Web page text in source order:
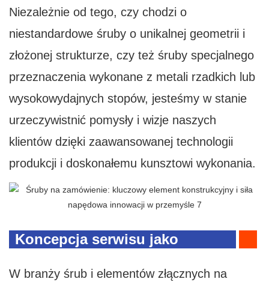
Niezależnie od tego, czy chodzi o
niestandardowe śruby o unikalnej geometrii i
złożonej strukturze, czy też śruby specjalnego
przeznaczenia wykonane z metali rzadkich lub
wysokowydajnych stopów, jesteśmy w stanie
urzeczywistnić pomysły i wizje naszych
klientów dzięki zaawansowanej technologii
produkcji i doskonałemu kunsztowi wykonania.
Koncepcja serwisu jako
W branży śrub i elementów złącznych na